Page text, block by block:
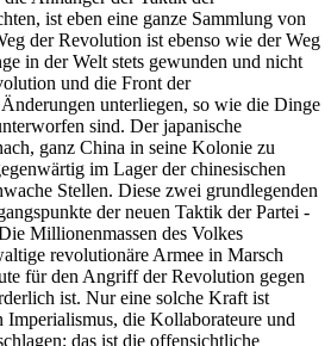
ist eben eine ganze Sammlung von
der Revolution ist ebenso wie der Weg
in der Welt stets gewunden und nicht
und die Front der
unterliegen, so wie die Dinge
sind. Der japanische
ganz China in seine Kolonie zu
im Lager der chinesischen
Stellen. Diese zwei grundlegenden
der neuen Taktik der Partei -
Millionenmassen des Volkes
revolutionäre Armee in Marsch
für den Angriff der Revolution gegen
ist. Nur eine solche Kraft ist
Imperialismus, die Kollaborateure und
das ist die offensichtliche